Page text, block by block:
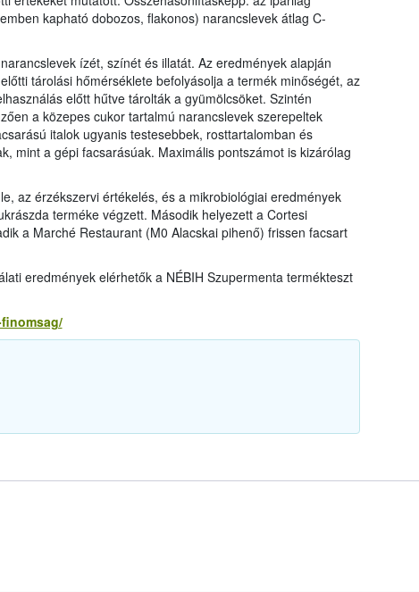
kapható dobozos, flakonos) narancslevek átlag C-
ízét, színét és illatát. Az eredmények alapján
tárolási hőmérséklete befolyásolja a termék minőségét, az
előtt hűtve tárolták a gyümölcsöket. Szintén
a közepes cukor tartalmú narancslevek szerepeltek
italok ugyanis testesebbek, rosttartalomban és
mint a gépi facsarásúak. Maximális pontszámot is kizárólag
az érzékszervi értékelés, és a mikrobiológiai eredmények
terméke végzett. Második helyezett a Cortesi
a Marché Restaurant (M0 Alacskai pihenő) frissen facsart
eredmények elérhetők a NÉBIH Szupermenta termékteszt